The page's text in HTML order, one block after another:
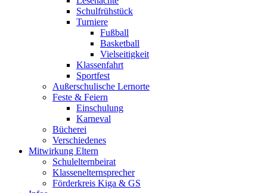
Schulfrühstück
Turniere
Fußball
Basketball
Vielseitigkeit
Klassenfahrt
Sportfest
Außerschulische Lernorte
Feste & Feiern
Einschulung
Karneval
Bücherei
Verschiedenes
Mitwirkung Eltern
Schulelternbeirat
Klassenelternsprecher
Förderkreis Kiga & GS